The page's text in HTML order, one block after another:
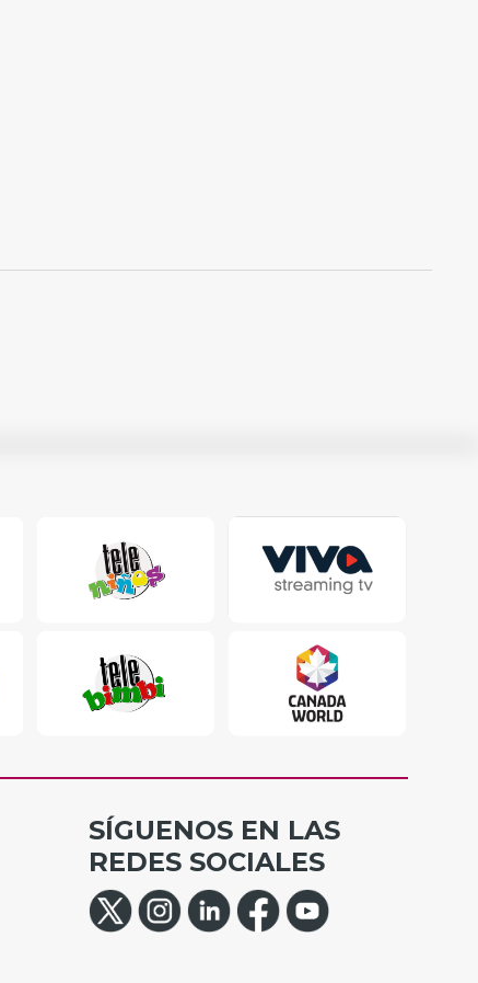
SÍGUENOS EN LAS
REDES SOCIALES